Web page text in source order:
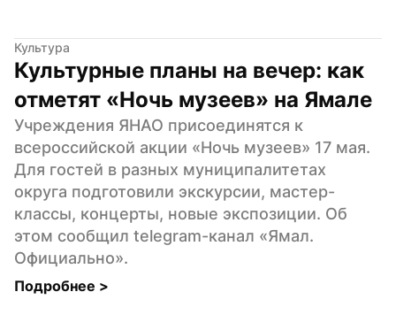
Культура
Культурные планы на вечер: как
отметят «Ночь музеев» на Ямале
Учреждения ЯНАО присоединятся к
всероссийской акции «Ночь музеев» 17 мая.
Для гостей в разных муниципалитетах
округа подготовили экскурсии, мастер-
классы, концерты, новые экспозиции. Об
этом сообщил telegram-канал «Ямал.
Официально».
Подробнее >